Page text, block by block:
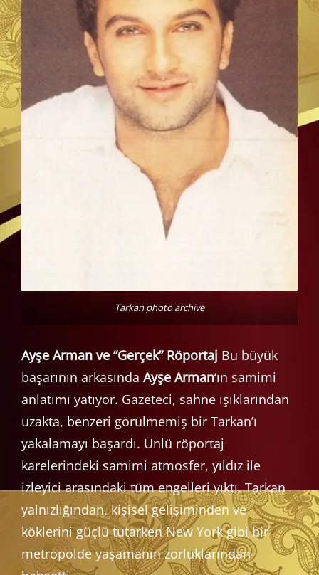
Tarkan photo archive
Ayşe Arman ve “Gerçek” Röportaj Bu büyük
başarının arkasında Ayşe Arman‘ın samimi
anlatımı yatıyor. Gazeteci, sahne ışıklarından
uzakta, benzeri görülmemiş bir Tarkan’ı
yakalamayı başardı. Ünlü röportaj
karelerindeki samimi atmosfer, yıldız ile
izleyici arasındaki tüm engelleri yıktı. Tarkan
yalnızlığından, kişisel gelişiminden ve
köklerini güçlü tutarken New York gibi bir
metropolde yaşamanın zorluklarından